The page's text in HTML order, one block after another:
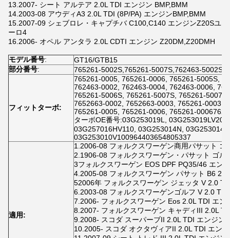
13.2007- シート アルテア 2.0L TDI エンジン BMP,BMM
14.2003-08 アウディA3 2.0L TDI (8P/PA) エンジンBMP,BMM
15.2007-09 シェブロレ・キャプチバ C100,C140 エンジンZ20Sユ
ーロ4
16.2006- オペル アンタラ 2.0L CDTI エンジン Z20DM,Z20DMH
モデル番号:
GT16/GTB15
部分番号: 765261-5002S,765261-5007S,762463-
フィットターボ:
765261-0005, 765261-0006, 765261-5005S,
762463-0002, 762463-0004, 762463-0006,
765261-5006S, 765261-5007S, 765261-
7652663-0002, 7652663-0003, 765261-0003,
765261-0005, 765261-0006, 765261-
ターボOE番号:03G253019L,
03G257016HV110, 03G253014N,
03G253010V100964403654805337
適用:
1.2006-08 フォルクスワーゲン商用パサット ゴ
2.1906-08 フォルクスワーゲン・パサット ゴル
3フォルクスワーゲン EOS DPF PQ35/46 エン
4.2005-08 フォルクスワーゲン パサット B6
52006年 フォルクスワーゲン ジェッタ V 2.0
6.2003-08 フォルクスワーゲンゴルフ V 2.0
7.2006- フォルクスワーゲン Eos 2.0L TDI エン
8.2007- フォルクスワーゲン キャディIII 2.0L
9.2008- スコダ スーパーブII 2.0L TDI エンジン
10.2005- スコダ オクタヴィアII 2.0L TDI エン